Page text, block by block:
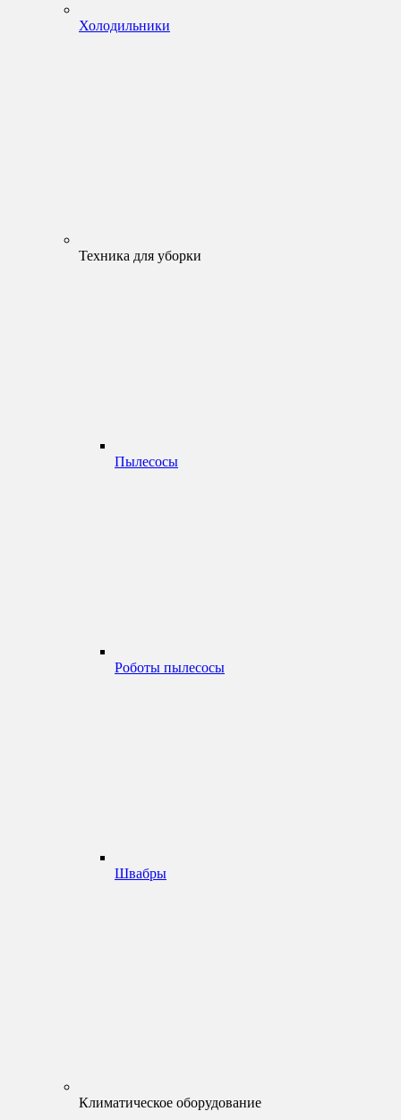
Холодильники
Техника для уборки
Пылесосы
Роботы пылесосы
Швабры
Климатическое оборудование